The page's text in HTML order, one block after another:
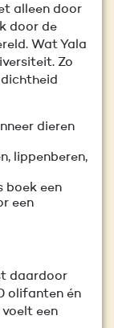
alleen door
door de
Wat Yala
Zo
dieren
lippenberen,
boek een
een
daardoor
olifanten én
een